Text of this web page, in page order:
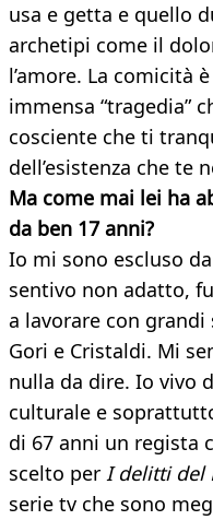
usa e getta e quello
archetipi come il
l’amore. La comicità
immensa “tragedia”
cosciente che ti
dell’esistenza che te
Ma come mai lei ha
da ben 17 anni?
Io mi sono escluso
sentivo non adatto,
a lavorare con
Gori e Cristaldi. Mi
nulla da dire. Io vivo
culturale e
di 67 anni un regista
scelto per I delitti del
serie tv che sono